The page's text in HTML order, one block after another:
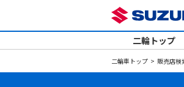
二輪トップ
二輪車トップ 販売店検